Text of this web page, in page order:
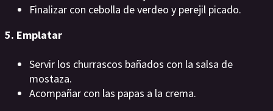
Finalizar con cebolla de verdeo y perejil picado.
5. Emplatar
Servir los churrascos bañados con la salsa de
mostaza.
Acompañar con las papas a la crema.